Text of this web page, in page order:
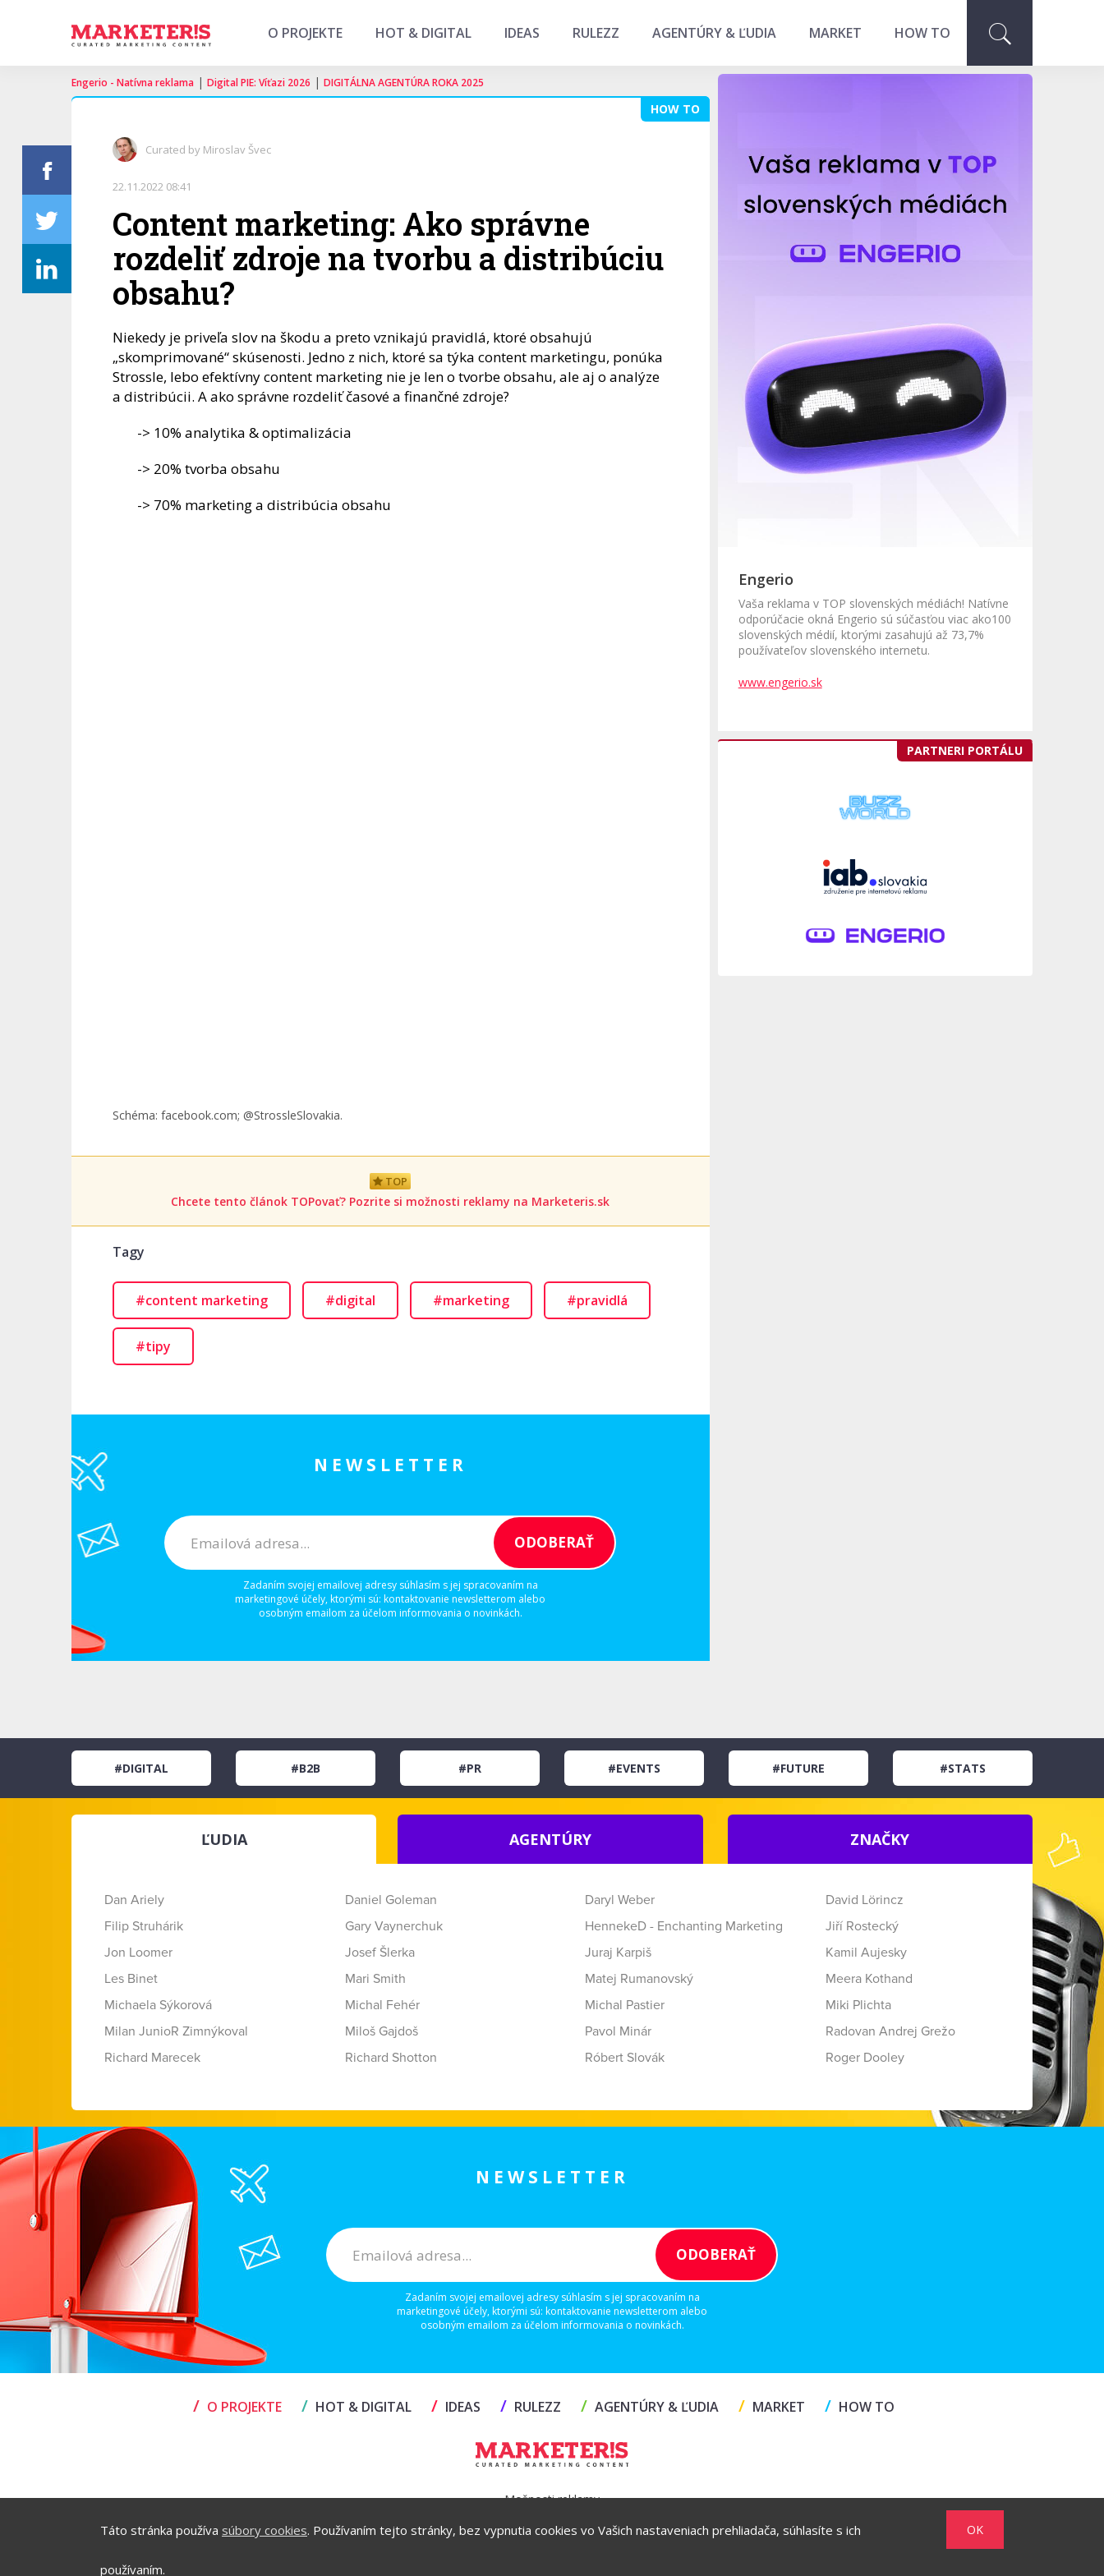
Táto stránka používa súbory cookies. Používaním tejto stránky, bez vypnutia cookies vo Vašich nastaveniach prehliadača, súhlasíte s ich
používaním.
OK
O PROJEKTE HOT & DIGITAL IDEAS RULEZZ AGENTÚRY & ĽUDIA MARKET HOW TO
Engerio - Natívna reklama | Digital PIE: Víťazi 2026 | DIGITÁLNA AGENTÚRA ROKA 2025
HOW TO
Curated by Miroslav Švec
22.11.2022 08:41
Content marketing: Ako správne
rozdeliť zdroje na tvorbu a distribúciu
obsahu?
Niekedy je priveľa slov na škodu a preto vznikajú pravidlá, ktoré obsahujú
„skomprimované“ skúsenosti. Jedno z nich, ktoré sa týka content marketingu, ponúka
Strossle, lebo efektívny content marketing nie je len o tvorbe obsahu, ale aj o analýze
a distribúcii. A ako správne rozdeliť časové a finančné zdroje?
-> 10% analytika & optimalizácia
-> 20% tvorba obsahu
-> 70% marketing a distribúcia obsahu
Schéma: facebook.com; @StrossleSlovakia.
TOP
Chcete tento článok TOPovať? Pozrite si možnosti reklamy na Marketeris.sk
Tagy
#content marketing #digital #marketing #pravidlá
#tipy
NEWSLETTER
Zadaním svojej emailovej adresy súhlasím s jej spracovaním na
marketingové účely, ktorými sú: kontaktovanie newsletterom alebo
osobným emailom za účelom informovania o novinkách.
Engerio
Vaša reklama v TOP slovenských médiách! Natívne
odporúčacie okná Engerio sú súčasťou viac ako100
slovenských médií, ktorými zasahujú až 73,7%
používateľov slovenského internetu.
www.engerio.sk
PARTNERI PORTÁLU
#DIGITAL #B2B #PR #EVENTS #FUTURE #STATS
ĽUDIA AGENTÚRY ZNAČKY
Dan Ariely Daniel Goleman Daryl Weber
David Lörincz
Filip Struhárik
Gary Vaynerchuk HennekeD - Enchanting Marketing
Jiří Rostecký
Jon Loomer
Josef Šlerka Juraj Karpiš
Kamil Aujesky
Les Binet
Mari Smith Matej Rumanovský
Meera Kothand
Michaela Sýkorová
Michal Fehér Michal Pastier
Miki Plichta
Milan JunioR Zimnýkoval
Miloš Gajdoš Pavol Minár
Radovan Andrej Grežo
Richard Marecek
Richard Shotton Róbert Slovák Roger Dooley
NEWSLETTER
Zadaním svojej emailovej adresy súhlasím s jej spracovaním na
marketingové účely, ktorými sú: kontaktovanie newsletterom alebo
osobným emailom za účelom informovania o novinkách.
/ O PROJEKTE / HOT & DIGITAL / IDEAS / RULEZZ / AGENTÚRY & ĽUDIA / MARKET / HOW TO
Možnosti reklamy
Copyright© 2026 by TheMarketers.biz